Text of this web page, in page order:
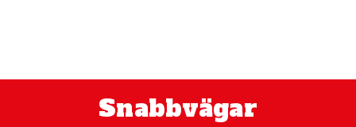
Snabbvägar